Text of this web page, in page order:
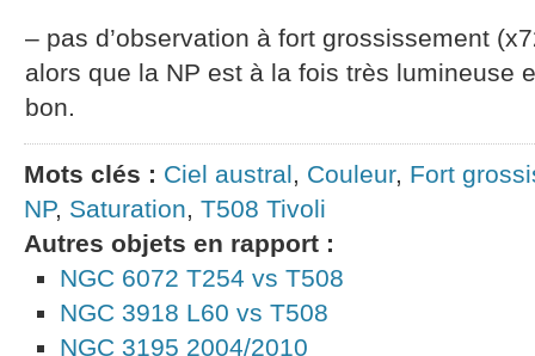
– pas d’observation à fort grossissement
alors que la NP est à la fois très lumineuse
bon.
Mots clés : Ciel austral, Couleur, Fort
NP, Saturation, T508 Tivoli
Autres objets en rapport :
NGC 6072 T254 vs T508
NGC 3918 L60 vs T508
NGC 3195 2004/2010